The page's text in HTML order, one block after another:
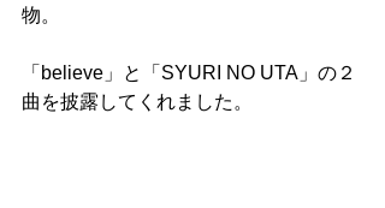
物。
「believe」と「SYURI NO UTA」の２
曲を披露してくれました。